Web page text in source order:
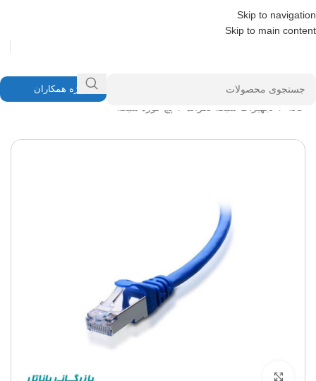
Skip to navigation
Skip to main content
ویژه همکاران